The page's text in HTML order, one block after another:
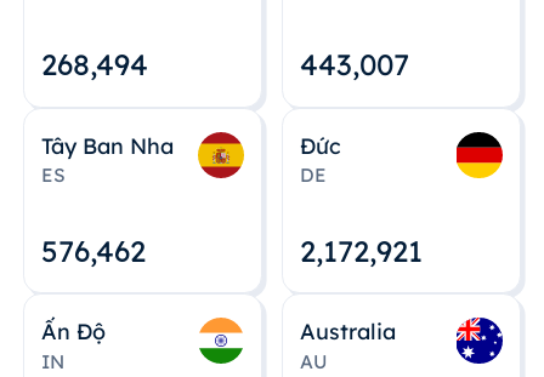
268,495 443,008
Tây Ban Nha
ES
576,463
Đức
DE
2,172,922
Ấn Độ
IN
Australia
AU